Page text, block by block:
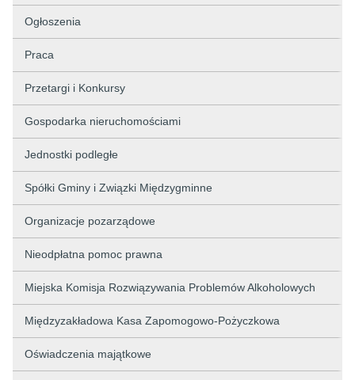
Ogłoszenia
Praca
Przetargi i Konkursy
Gospodarka nieruchomościami
Jednostki podległe
Spółki Gminy i Związki Międzygminne
Organizacje pozarządowe
Nieodpłatna pomoc prawna
Miejska Komisja Rozwiązywania Problemów Alkoholowych
Międzyzakładowa Kasa Zapomogowo-Pożyczkowa
Oświadczenia majątkowe